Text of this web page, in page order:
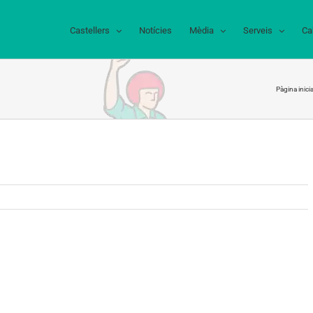
Castellers Notícies Mèdia Serveis
Pàgina inicial